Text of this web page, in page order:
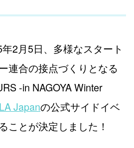
2月5日、多様なスタート
連合の接点づくりとなる
-in NAGOYA Winter
Japanの公式サイドイベ
ことが決定しました！